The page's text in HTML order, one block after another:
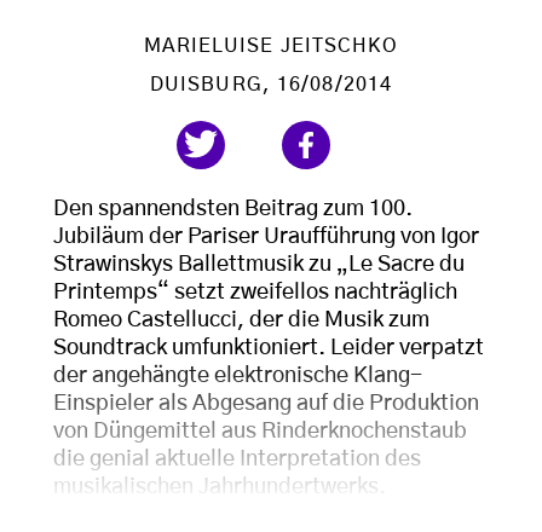
MARIELUISE JEITSCHKO
DUISBURG, 16/08/2014
Den spannendsten Beitrag zum 100.
Jubiläum der Pariser Uraufführung von Igor
Strawinskys Ballettmusik zu „Le Sacre du
Printemps“ setzt zweifellos nachträglich
Romeo Castellucci, der die Musik zum
Soundtrack umfunktioniert. Leider verpatzt
der angehängte elektronische Klang-
Einspieler als Abgesang auf die Produktion
von Düngemittel aus Rinderknochenstaub
die genial aktuelle Interpretation des
musikalischen Jahrhundertwerks.